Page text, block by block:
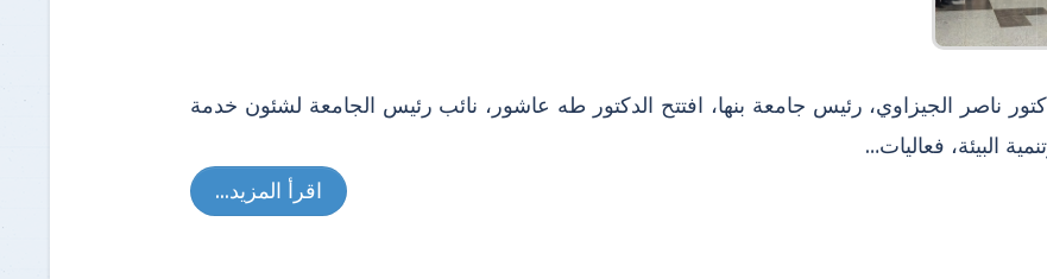
ناصر الجيزاوي، رئيس جامعة بنها، افتتح الدكتور طه عاشور، نائب رئيس الجامعة لشئون خدمة
البيئة، فعاليات…
اقرأ المزيد...